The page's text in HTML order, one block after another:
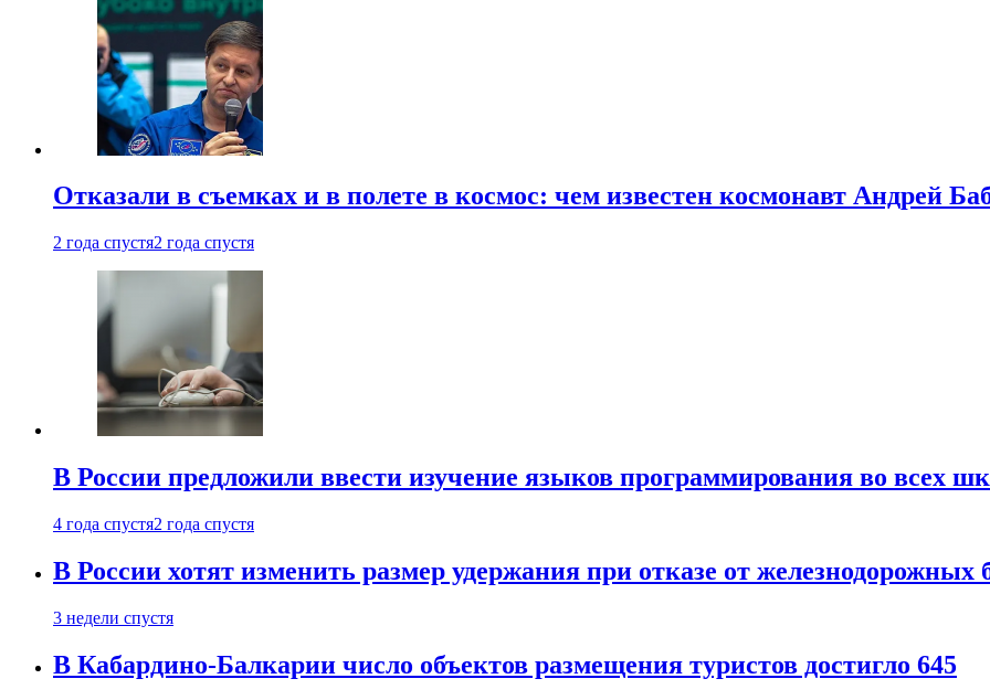
Отказали в съемках и в полете в космос: чем известен космонавт Андрей
2 года спустя2 года спустя
В России предложили ввести изучение языков программирования во всех
4 года спустя2 года спустя
В России хотят изменить размер удержания при отказе от железнодорожных
3 недели спустя
В Кабардино-Балкарии число объектов размещения туристов достигло 645